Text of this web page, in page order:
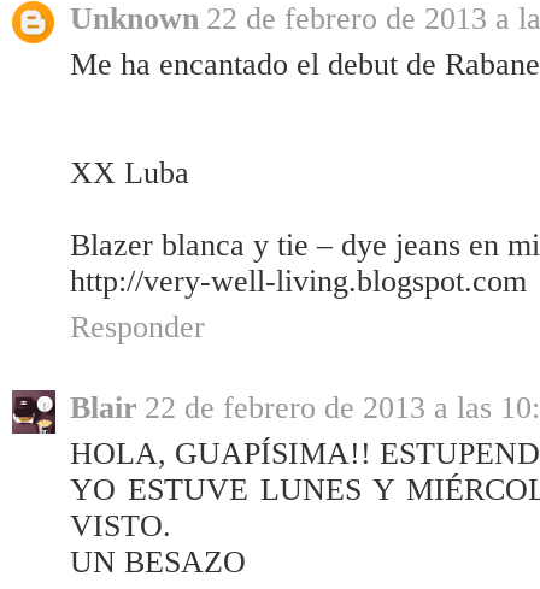
Unknown 22 de febrero de 2013 a
Me ha encantado el debut de
XX Luba
Blazer blanca y tie – dye jeans en
http://very-well-living.blogspot.com
Responder
Blair 22 de febrero de 2013 a las
HOLA, GUAPÍSIMA!!
YO ESTUVE LUNES Y
VISTO.
UN BESAZO